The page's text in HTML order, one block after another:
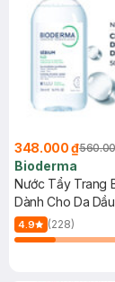
348.000 ₫
Bioderma
Nước Tẩy Trang
Dành Cho Da
500ml
4.9 (228)